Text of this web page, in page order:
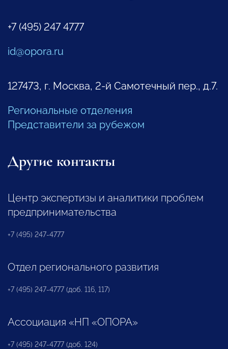
+7 (495) 247 4777
id@opora.ru
127473, г. Москва, 2-й Самотечный пер., д.7.
Региональные отделения
Представители за рубежом
Другие контакты
Центр экспертизы и аналитики проблем
предпринимательства
+7 (495) 247-4777
Отдел регионального развития
+7 (495) 247-4777 (доб. 116, 117)
Ассоциация «НП «ОПОРА»
+7 (495) 247-4777 (доб. 124)